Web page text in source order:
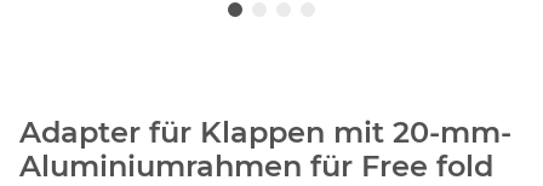
Adapter für Klappen mit 20-mm-
Aluminiumrahmen für Free fold